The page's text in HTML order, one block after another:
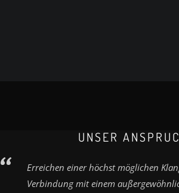
UNSER
Erreichen einer höchst möglichen
Verbindung mit einem